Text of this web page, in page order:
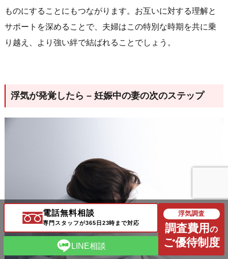
ものにすることにもつながります。お互いに対する理解と
サポートを深めることで、夫婦はこの特別な時期を共に乗
り越え、より強い絆で結ばれることでしょう。
浮気が発覚したら – 妊娠中の妻の次のステップ
電話無料相談
専門スタッフが365日23時まで対応
LINE相談
浮気調査
調査費用の
ご優待制度